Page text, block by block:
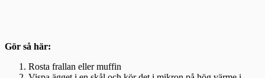
Gör så här:
Rosta frallan eller muffin